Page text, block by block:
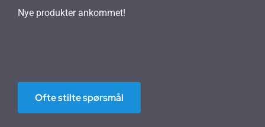
Nye produkter ankommet!
Ofte stilte spørsmål